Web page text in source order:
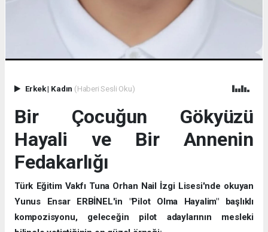
Erkek| Kadın (Haberi Sesli Oku)
Bir Çocuğun Gökyüzü
Hayali ve Bir Annenin
Fedakarlığı
Türk Eğitim Vakfı Tuna Orhan Nail İzgi Lisesi'nde okuyan
Yunus Ensar ERBİNEL'in "Pilot Olma Hayalim" başlıklı
kompozisyonu, geleceğin pilot adaylarının mesleki